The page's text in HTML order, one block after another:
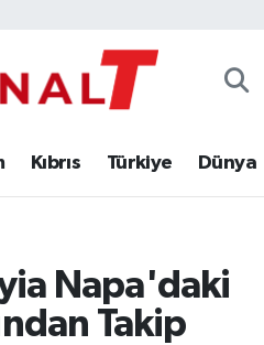
Kıbrıs Türkiye Dünya
Napa'daki
Takip